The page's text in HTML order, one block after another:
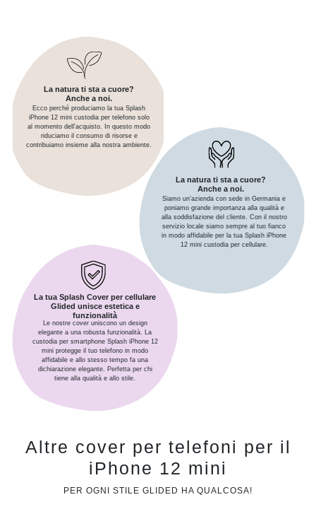
La natura ti sta a cuore?
Anche a noi.
Ecco perché produciamo la tua Splash
iPhone 12 mini custodia per telefono solo
al momento dell'acquisto. In questo modo
riduciamo il consumo di risorse e
contribuiamo insieme alla nostra ambiente.
La natura ti sta a cuore?
Anche a noi.
Siamo un'azienda con sede in Germania e
poniamo grande importanza alla qualità e
alla soddisfazione del cliente. Con il nostro
servizio locale siamo sempre al tuo fianco
in modo affidabile per la tua Splash iPhone
12 mini custodia per cellulare.
La tua Splash Cover per cellulare
Glided unisce estetica e
funzionalità
Le nostre cover uniscono un design
elegante a una robusta funzionalità. La
custodia per smartphone Splash iPhone 12
mini protegge il tuo telefono in modo
affidabile e allo stesso tempo fa una
dichiarazione elegante. Perfetta per chi
tiene alla qualità e allo stile.
Altre cover per telefoni per il
iPhone 12 mini
PER OGNI STILE GLIDED HA QUALCOSA!